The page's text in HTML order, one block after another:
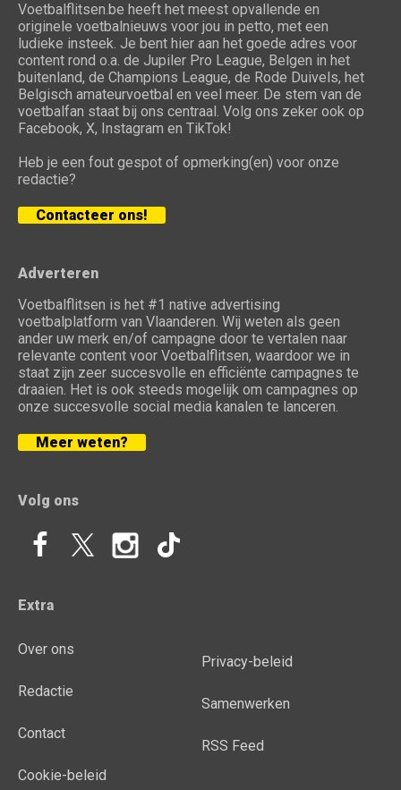
Voetbalflitsen.be heeft het meest opvallende en
originele voetbalnieuws voor jou in petto, met een
ludieke insteek. Je bent hier aan het goede adres voor
content rond o.a. de Jupiler Pro League, Belgen in het
buitenland, de Champions League, de Rode Duivels, het
Belgisch amateurvoetbal en veel meer. De stem van de
voetbalfan staat bij ons centraal. Volg ons zeker ook op
Facebook, X, Instagram en TikTok!
Heb je een fout gespot of opmerking(en) voor onze
redactie?
Contacteer ons!
Adverteren
Voetbalflitsen is het #1 native advertising
voetbalplatform van Vlaanderen. Wij weten als geen
ander uw merk en/of campagne door te vertalen naar
relevante content voor Voetbalflitsen, waardoor we in
staat zijn zeer succesvolle en efficiënte campagnes te
draaien. Het is ook steeds mogelijk om campagnes op
onze succesvolle social media kanalen te lanceren.
Meer weten?
Volg ons
Extra
Over ons
Redactie
Contact
Cookie-beleid
Privacy-beleid
Samenwerken
RSS Feed